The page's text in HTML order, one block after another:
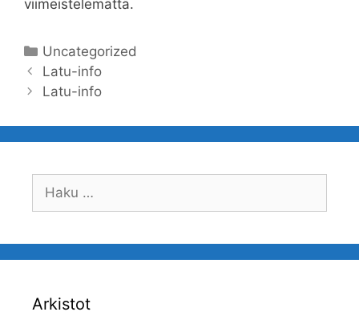
viimeistelemättä.
Kategoriat
Uncategorized
Artikkelien
selaus
Latu-info
Latu-info
Arkistot